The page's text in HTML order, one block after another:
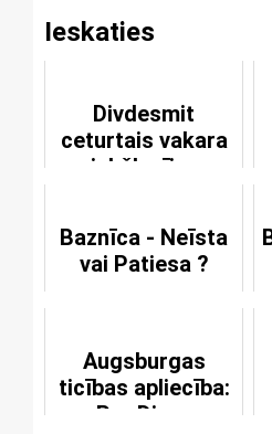
Ieskaties
Divdesmit
ceturtais vakara
priekšlasījums
Baznīca - Neīsta
vai Patiesa ?
Augsburgas
ticības apliecība:
Par Dievu